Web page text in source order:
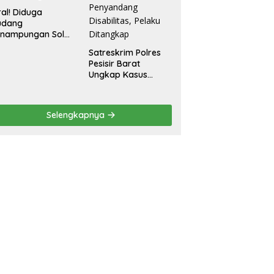
Diduga
Solar
Satreskrim Polres
Pesisir Barat
Ungkap Kasus
Penyandang
Disabilitas, Pelaku
Ditangkap
Selengkapnya